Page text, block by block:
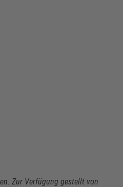
Zur Verfügung gestellt von